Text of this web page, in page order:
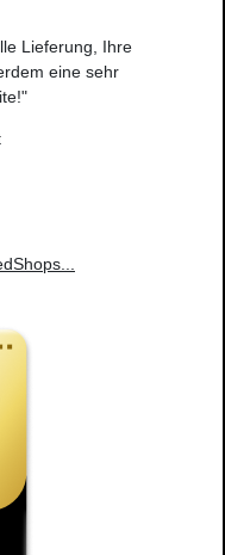
Lieferung, Ihre
eine sehr
...